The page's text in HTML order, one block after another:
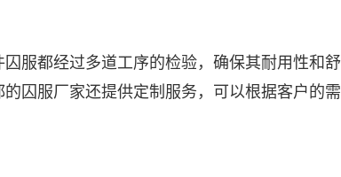
服都经过多道工序的检验，确保其耐用性和舒
囚服厂家还提供定制服务，可以根据客户的需